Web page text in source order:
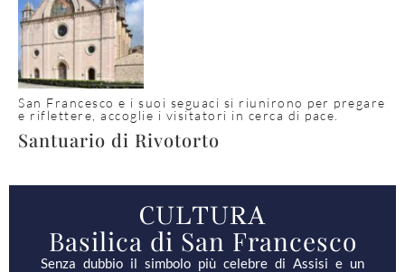
San Francesco e i suoi seguaci si riunirono per pregare
e riflettere, accoglie i visitatori in cerca di pace.
Santuario di Rivotorto
CULTURA
Basilica di San Francesco
Senza dubbio il simbolo più celebre di Assisi e un